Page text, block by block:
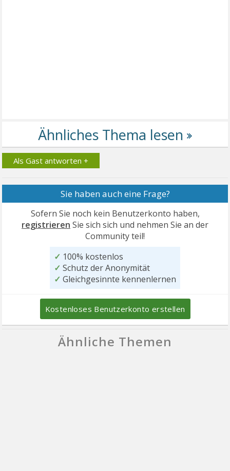
Als Gast antworten +
Sie haben auch eine Frage?
Sofern Sie noch kein Benutzerkonto haben,
registrieren Sie sich sich und nehmen Sie an der
Community teil!
✓ 100% kostenlos
✓ Schutz der Anonymität
✓ Gleichgesinnte kennenlernen
Kostenloses Benutzerkonto erstellen
Ähnliche Themen